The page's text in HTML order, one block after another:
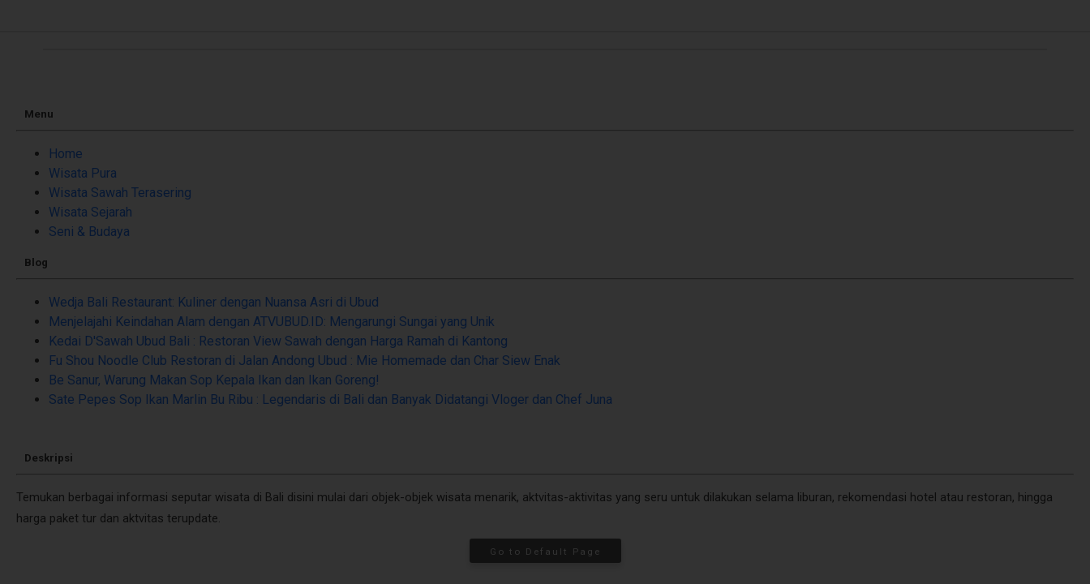
Menu
Home
Wisata Pura
Wisata Sawah Terasering
Wisata Sejarah
Seni & Budaya
Blog
Wedja Bali Restaurant: Kuliner dengan Nuansa Asri di Ubud
Menjelajahi Keindahan Alam dengan ATVUBUD.ID: Mengarungi Sungai yang Unik
Kedai D'Sawah Ubud Bali : Restoran View Sawah dengan Harga Ramah di Kantong
Fu Shou Noodle Club Restoran di Jalan Andong Ubud : Mie Homemade dan Char Siew Enak
Be Sanur, Warung Makan Sop Kepala Ikan dan Ikan Goreng!
Sate Pepes Sop Ikan Marlin Bu Ribu : Legendaris di Bali dan Banyak Didatangi Vloger dan Chef Juna
Deskripsi
Temukan berbagai informasi seputar wisata di Bali disini mulai dari objek-objek wisata menarik, aktvitas-aktivitas yang seru untuk dilakukan selama liburan, rekomendasi hotel atau restoran, hingga
harga paket tur dan aktvitas terupdate.
Go to Default Page